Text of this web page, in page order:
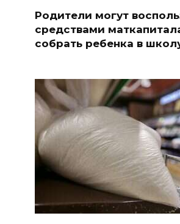
Родители могут
средствами
собрать ребенка в